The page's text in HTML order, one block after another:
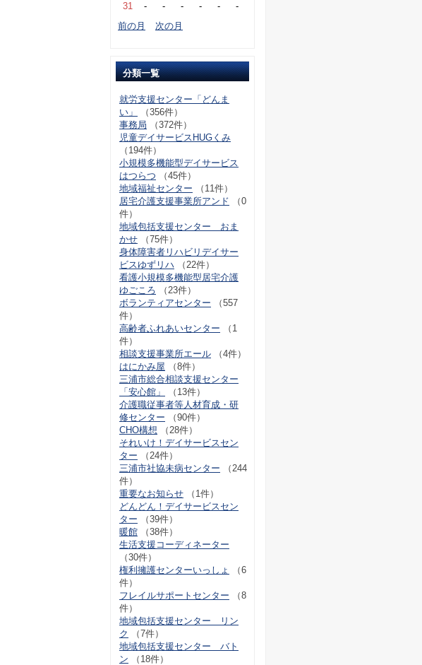
31
- - - - -
-
前の月
次の月
分類一覧
就労支援センター「どんま
い」
（356件）
事務局 （372件）
児童デイサービスHUGくみ
（194件）
小規模多機能型デイサービス
はつらつ （45件）
地域福祉センター （11件）
居宅介護支援事業所アンド （0
件）
地域包括支援センター おま
かせ （75件）
身体障害者リハビリデイサー
ビスゆずリハ （22件）
看護小規模多機能型居宅介護
ゆごころ （23件）
ボランティアセンター （557
件）
高齢者ふれあいセンター （1
件）
相談支援事業所エール （4件）
はにかみ屋 （8件）
三浦市総合相談支援センター
「安心館」
（13件）
介護職従事者等人材育成・研
修センター （90件）
CHO構想 （28件）
それいけ！デイサービスセン
ター （24件）
三浦市社協未病センター （244
件）
重要なお知らせ （1件）
どんどん！デイサービスセン
ター （39件）
暖館 （38件）
生活支援コーディネーター
（30件）
権利擁護センターいっしょ
（6
件）
フレイルサポートセンター （8
件）
地域包括支援センター リン
ク
（7件）
地域包括支援センター バト
ン （18件）